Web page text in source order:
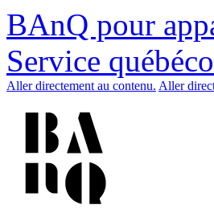
BAnQ pour
Service
Aller directement au contenu. Aller